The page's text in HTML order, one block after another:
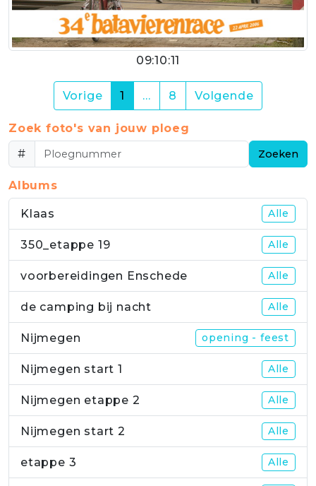
09:10:11
Vorige 1 (current)
… 8 Volgende
Zoek foto's van jouw ploeg
#
Zoeken
Albums
Klaas Alle
350_etappe 19 Alle
voorbereidingen Enschede Alle
de camping bij nacht Alle
Nijmegen opening - feest
Nijmegen start 1 Alle
Nijmegen etappe 2 Alle
Nijmegen start 2 Alle
etappe 3 Alle